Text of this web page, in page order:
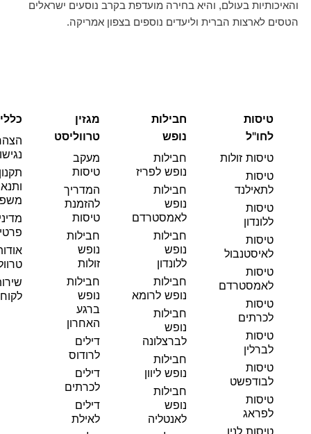
והאיכותיות בעולם, והיא בחירה מועדפת בקרב נוסעים ישראלים
הטסים לארצות הברית וליעדים נוספים בצפון אמריקה.
טיסות
לחו"ל
טיסות זולות
טיסות
לתאילנד
טיסות
ללונדון
טיסות
לאיסטנבול
טיסות
לאמסטרדם
טיסות
לכרתים
טיסות
לברלין
טיסות
לבודפשט
טיסות
לפראג
חבילות
נופש
חבילות
נופש לפריז
חבילות
נופש
לאמסטרדם
חבילות
נופש
ללונדון
חבילות
נופש לרומא
חבילות
נופש
לברצלונה
חבילות
נופש ליוון
חבילות
נופש
לאנטליה
מגזין
טרווליסט
מעקב
טיסות
המדריך
להזמנת
טיסות
חבילות
נופש
זולות
חבילות
נופש
ברגע
האחרון
דילים
לרודוס
דילים
לכרתים
דילים
לאילת
כללי